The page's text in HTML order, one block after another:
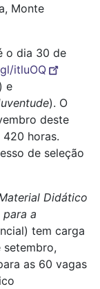
Monte
o dia 30 de
itluOQ
) e
). O
deste
horas.
de seleção
Didático
a
tem carga
setembro,
as 60 vagas